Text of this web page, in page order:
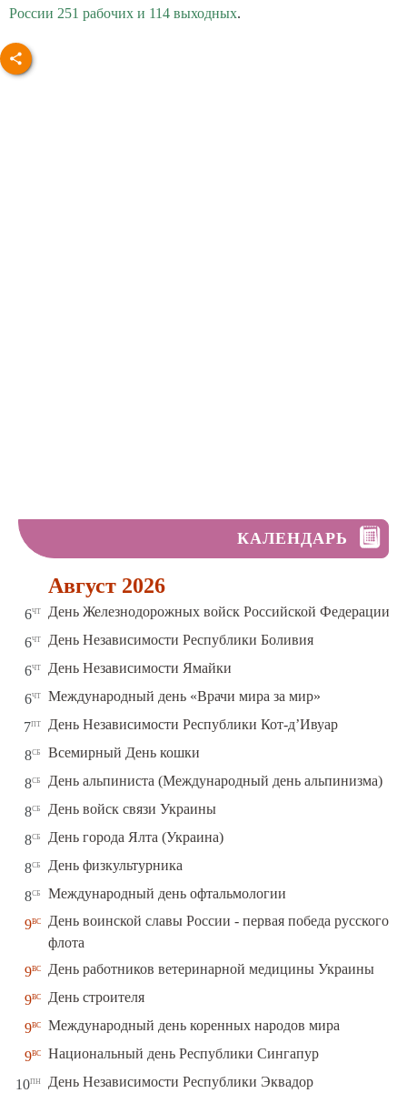
России 251 рабочих и 114 выходных.
КАЛЕНДАРЬ
Август 2026
6чт День Железнодорожных войск Российской Федерации
6чт День Независимости Республики Боливия
6чт День Независимости Ямайки
6чт Международный день «Врачи мира за мир»
7пт День Независимости Республики Кот-д’Ивуар
8сб Всемирный День кошки
8сб День альпиниста (Международный день альпинизма)
8сб День войск связи Украины
8сб День города Ялта (Украина)
8сб День физкультурника
8сб Международный день офтальмологии
9вс
День воинской славы России - первая победа русского
флота
9вс День работников ветеринарной медицины Украины
9вс День строителя
9вс Международный день коренных народов мира
9вс Национальный день Республики Сингапур
10пн День Независимости Республики Эквадор